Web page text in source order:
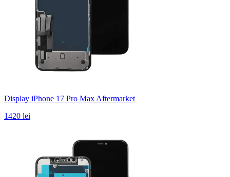
Display iPhone 17 Pro Max Aftermarket
1420 lei